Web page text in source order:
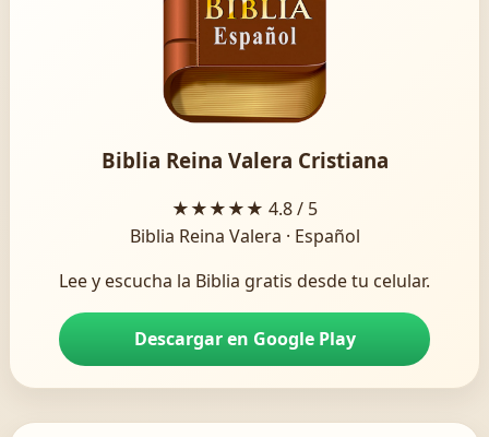
Biblia Reina Valera Cristiana
★★★★★ 4.8 / 5
Biblia Reina Valera · Español
Lee y escucha la Biblia gratis desde tu celular.
Descargar en Google Play